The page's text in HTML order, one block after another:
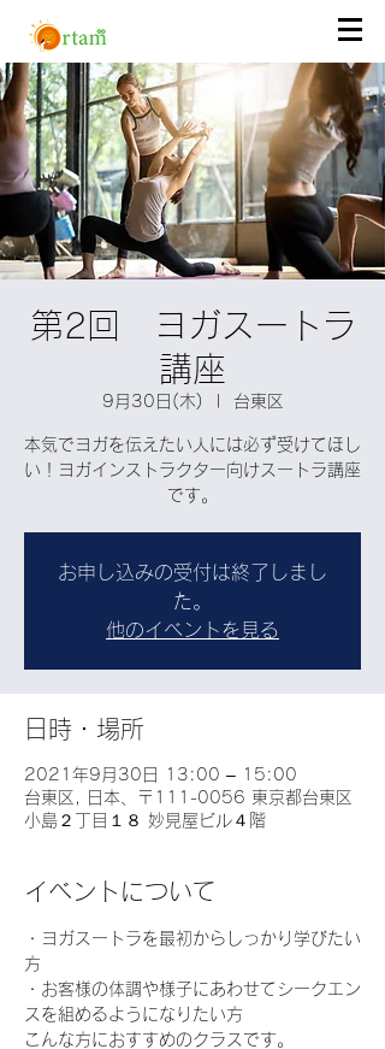
第2回 ヨガスートラ
講座
9月30日(木) 台東区
本気でヨガを伝えたい人には必ず受けてほし
い！ヨガインストラクター向けスートラ講座
です。
お申し込みの受付は終了しまし
た。
他のイベントを見る
日時・場所
2021年9月30日 13:00 – 15:00
台東区, 日本、〒111-0056 東京都台東区
小島２丁目１８ 妙見屋ビル４階
イベントについて
・ヨガスートラを最初からしっかり学びたい
方
・お客様の体調や様子にあわせてシークエン
スを組めるようになりたい方
こんな方におすすめのクラスです。